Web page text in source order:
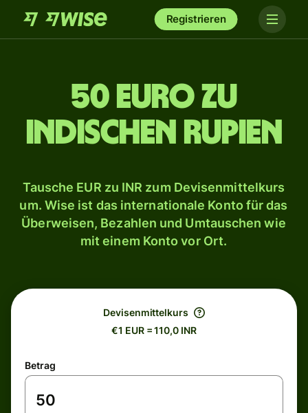
Registrieren
50 Euro zu
indischen Rupien
Tausche EUR zu INR zum Devisenmittelkurs
um. Wise ist das internationale Konto für das
Überweisen, Bezahlen und Umtauschen wie
mit einem Konto vor Ort.
Devisenmittelkurs
€1 EUR = 110,0 INR
Betrag